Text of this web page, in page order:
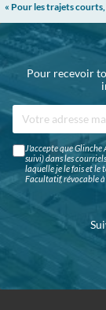
« Pour les trajets
Pour recevoir
J'accepte que
suivi) dans les
laquelle je le fais et le
Facultatif, révocable